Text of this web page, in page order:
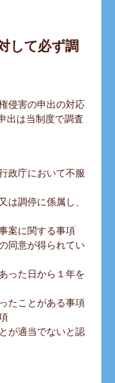
して必ず調
侵害の申出の対応
出は当制度で調査
政庁において不服
は調停に係属し、
案に関する事項
同意が得られてい
った日から１年を
たことがある事項
が適当でないと認